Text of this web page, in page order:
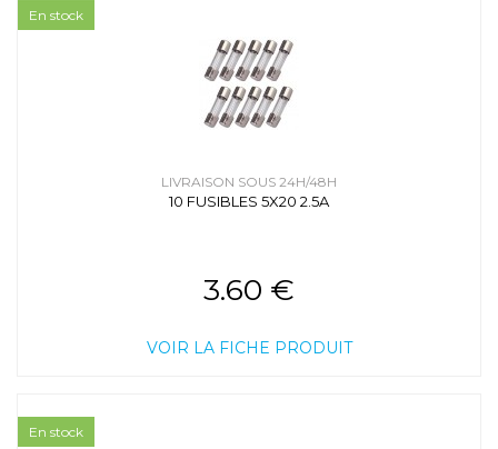
LIVRAISON SOUS 24H/48H
10 FUSIBLES 5X20 2.5A
3.60 €
VOIR LA FICHE PRODUIT
En stock
En stock